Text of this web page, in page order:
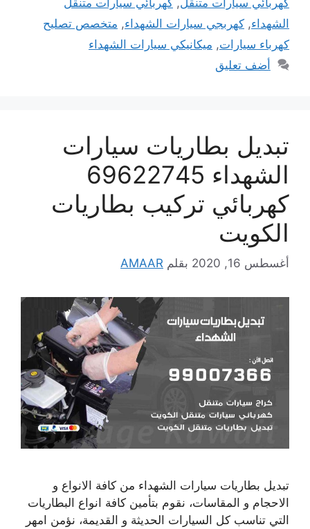
الشهداء, كهربجي سيارات الشهداء, متخصص تصليح
كهرباء سيارات, ميكانيكي سيارات الشهداء
أضف تعليق
تبديل بطاريات سيارات
الشهداء 69622745
كهربائي تركيب بطاريات
الكويت
أغسطس 16, 2020 بقلم AMAAR
تبديل بطاريات سيارات الشهداء من كافة الانواع و
الاحجام و المقاسات، نقوم بتأمين كافة انواع البطاريات
التي تناسب كل السيارات الحديثة و القديمة، نؤمن امهر